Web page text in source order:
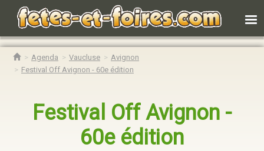
Agenda Vaucluse
Avignon
Festival Off Avignon - 60e édition
Festival Off Avignon -
60e édition